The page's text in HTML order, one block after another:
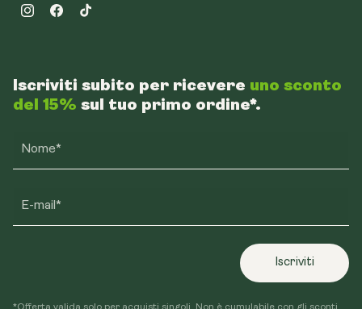
InstagramFacebookTikTok
Iscriviti subito per ricevere uno sconto
del 15% sul tuo primo ordine*.
Nome*
E-mail*
Iscriviti